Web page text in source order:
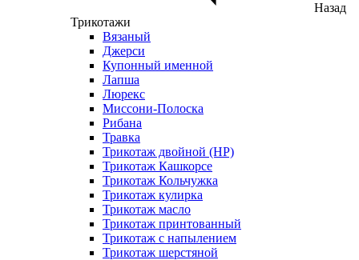
Назад
Трикотажи
Вязаный
Джерси
Купонный именной
Лапша
Люрекс
Миссони-Полоска
Рибана
Травка
Трикотаж двойной (НР)
Трикотаж Кашкорсе
Трикотаж Кольчужка
Трикотаж кулирка
Трикотаж масло
Трикотаж принтованный
Трикотаж с напылением
Трикотаж шерстяной